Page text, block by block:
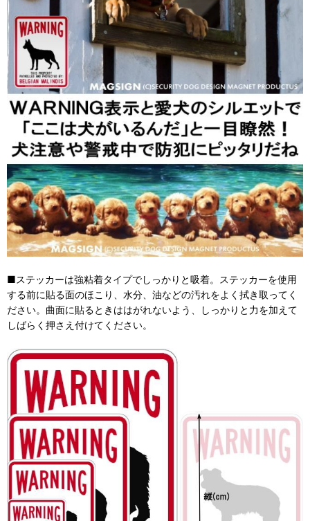
■ステッカーは強粘着タイプでしっかりと吸着。ステッカーを使用
する前に貼る面のほこり、水分、油などの汚れをよく拭き取ってく
ださい。曲面に貼るときははがれないよう、しっかりと力を加えて
しばらく押さえ付けてください。